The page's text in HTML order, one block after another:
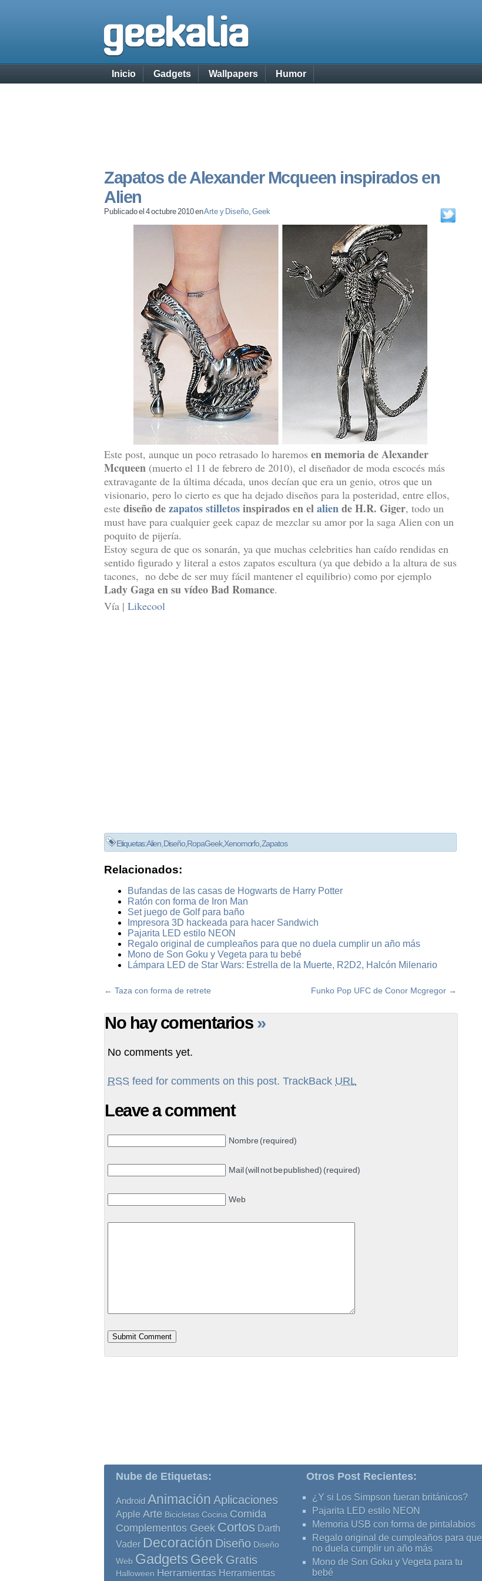
Inicio Gadgets Wallpapers Humor
Zapatos de Alexander Mcqueen inspirados en
Alien
Publicado el 4 octubre 2010 enArte y Diseño, Geek
Este post, aunque un poco retrasado lo haremos en memoria de Alexander
Mcqueen (muerto el 11 de febrero de 2010), el diseñador de moda escocés más
extravagante de la última década, unos decían que era un genio, otros que un
visionario, pero lo cierto es que ha dejado diseños para la posteridad, entre ellos,
este diseño dezapatos stilletosinspirados en elaliende H.R. Giger, todo un
must have para cualquier geek capaz de mezclar su amor por la saga Alien con un
poquito de pijería.
Estoy segura de que os sonarán, ya que muchas celebrities han caído rendidas en
sentido figurado y literal a estos zapatos escultura (ya que debido a la altura de sus
tacones, no debe de ser muy fácil mantener el equilibrio) como por ejemplo
Lady Gaga en su vídeo Bad Romance.
Vía | Likecool
Etiquetas:Alien,Diseño,Ropa Geek,Xenomorfo,Zapatos
Relacionados:
Bufandas de las casas de Hogwarts de Harry Potter
Ratón con forma de Iron Man
Set juego de Golf para baño
Impresora 3D hackeada para hacer Sandwich
Pajarita LED estilo NEON
Regalo original de cumpleaños para que no duela cumplir un año más
Mono de Son Goku y Vegeta para tu bebé
Lámpara LED de Star Wars: Estrella de la Muerte, R2D2, Halcón Milenario
Funko Pop UFC de Conor Mcgregor →
← Taza con forma de retrete
No hay comentarios »
No comments yet.
RSS feed for comments on this post. TrackBack URL
Leave a comment
Nombre (required)
Mail (will not be published) (required)
Web
Nube de Etiquetas:
Android Animación Aplicaciones
Apple Arte Bicicletas Cocina Comida
Complementos Geek Cortos Darth
Vader Decoración Diseño Diseño
Web Gadgets Geek Gratis
Halloween Herramientas Herramientas
Otros Post Recientes:
¿Y si Los Simpson fueran británicos?
Pajarita LED estilo NEON
Memoria USB con forma de pintalabios
Regalo original de cumpleaños para que
no duela cumplir un año más
Mono de Son Goku y Vegeta para tu
bebé